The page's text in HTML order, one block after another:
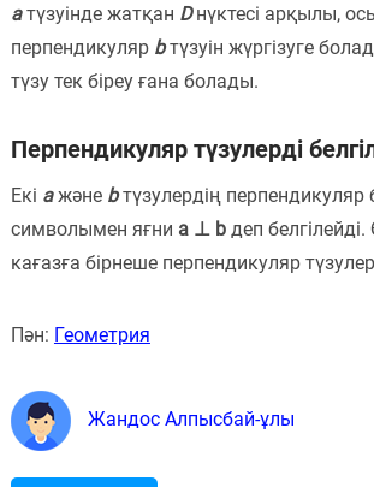
aтүзуінде жатқан Dнүктесі арқылы,
перпендикуляр bтүзуін жүргізуге
түзу тек біреу ғана болады.
Перпендикуляр түзулерді
Екі aжәне bтүзулердің
символымен яғни a ⊥ bдеп белгілейді.
кағазға бірнеше перпендикуляр
Пән: Геометрия
Жандос Алпысбай-ұлы